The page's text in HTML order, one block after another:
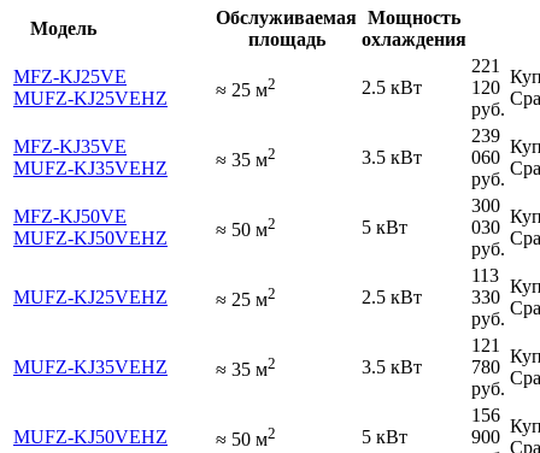
Модель
Обслуживаемая
площадь
Мощность
охлаждения
MFZ-KJ25VE
MUFZ-KJ25VEHZ
≈ 25 м2 2.5 кВт
221
120
руб.
MFZ-KJ35VE
MUFZ-KJ35VEHZ
≈ 35 м2 3.5 кВт
239
060
руб.
MFZ-KJ50VE
MUFZ-KJ50VEHZ
≈ 50 м2 5 кВт
300
030
руб.
MUFZ-KJ25VEHZ ≈ 25 м2 2.5 кВт
113
330
руб.
MUFZ-KJ35VEHZ ≈ 35 м2 3.5 кВт
121
780
руб.
MUFZ-KJ50VEHZ ≈ 50 м2 5 кВт
156
900